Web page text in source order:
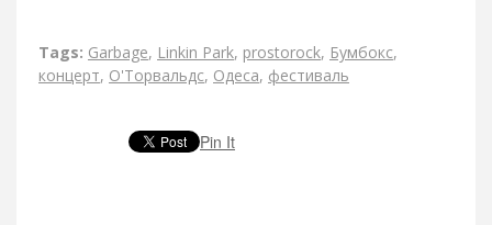
Tags: Garbage, Linkin Park, prostorock, Бумбокс,
концерт, О'Торвальдс, Одеса, фестиваль
Pin It